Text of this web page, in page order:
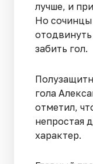
лучше, и
Но
забить гол.
гола
отметил,
непростая
характер.